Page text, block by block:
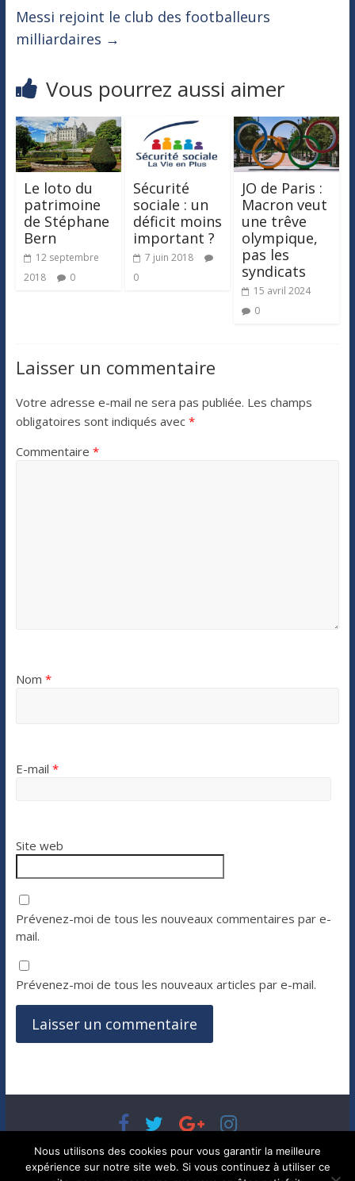
Messi rejoint le club des footballeurs
milliardaires →
Vous pourrez aussi aimer
Le loto du
patrimoine
de Stéphane
Bern
12 septembre
2018
0
Sécurité
sociale : un
déficit moins
important ?
7 juin 2018
0
JO de Paris :
Macron veut
une trêve
olympique,
pas les
syndicats
15 avril 2024
0
Laisser un commentaire
Votre adresse e-mail ne sera pas publiée. Les champs
obligatoires sont indiqués avec *
Commentaire *
Nom *
E-mail *
Site web
Prévenez-moi de tous les nouveaux commentaires par e-
mail.
Prévenez-moi de tous les nouveaux articles par e-mail.
Copyright © 2026 Bénéfices, l'actualité de votre argent, de
votre patrimoine et de vos placements . Tous droits réservés.
Theme ColorMag parThemeGrill.. Propulsé par WordPress.
Nous utilisons des cookies pour vous garantir la meilleure
expérience sur notre site web. Si vous continuez à utiliser ce